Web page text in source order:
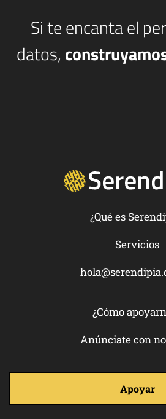
Si te encanta el
datos,
¿Qué es
Servicios
¿Cómo
Anúnciate con
Apoyar